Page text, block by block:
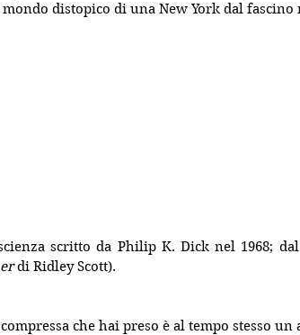
distopico di una New York dal fascino
scritto da Philip K. Dick nel 1968;
di Ridley Scott).
che hai preso è al tempo stesso